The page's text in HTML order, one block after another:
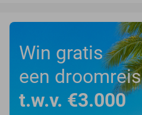
Win gratis
een droomreis
t.w.v. €3.000